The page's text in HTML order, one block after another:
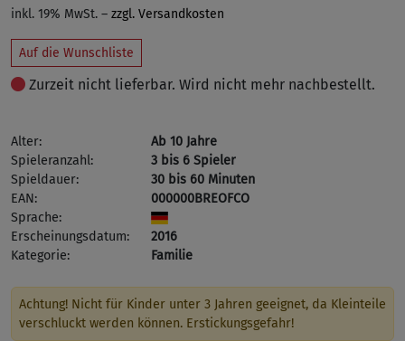
inkl. 19% MwSt. – zzgl. Versandkosten
Auf die Wunschliste
Zurzeit nicht lieferbar. Wird nicht mehr nachbestellt.
Alter:
Ab 10 Jahre
Spieleranzahl:
3 bis 6 Spieler
Spieldauer:
30 bis 60 Minuten
EAN:
000000BREOFCO
Sprache:
Erscheinungsdatum:
2016
Kategorie:
Familie
Achtung! Nicht für Kinder unter 3 Jahren geeignet, da Kleinteile
verschluckt werden können. Erstickungsgefahr!